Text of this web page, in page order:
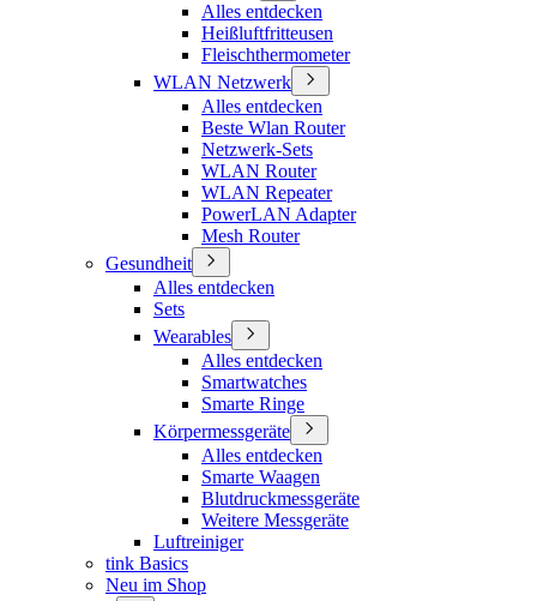
Alles entdecken
Heißluftfritteusen
Fleischthermometer
WLAN Netzwerk
Alles entdecken
Beste Wlan Router
Netzwerk-Sets
WLAN Router
WLAN Repeater
PowerLAN Adapter
Mesh Router
Gesundheit
Alles entdecken
Sets
Wearables
Alles entdecken
Smartwatches
Smarte Ringe
Körpermessgeräte
Alles entdecken
Smarte Waagen
Blutdruckmessgeräte
Weitere Messgeräte
Luftreiniger
tink Basics
Neu im Shop